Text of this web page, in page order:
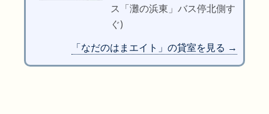
ス「灘の浜東」バス停北側す
ぐ)
「なだのはまエイト」の貸室を見る →